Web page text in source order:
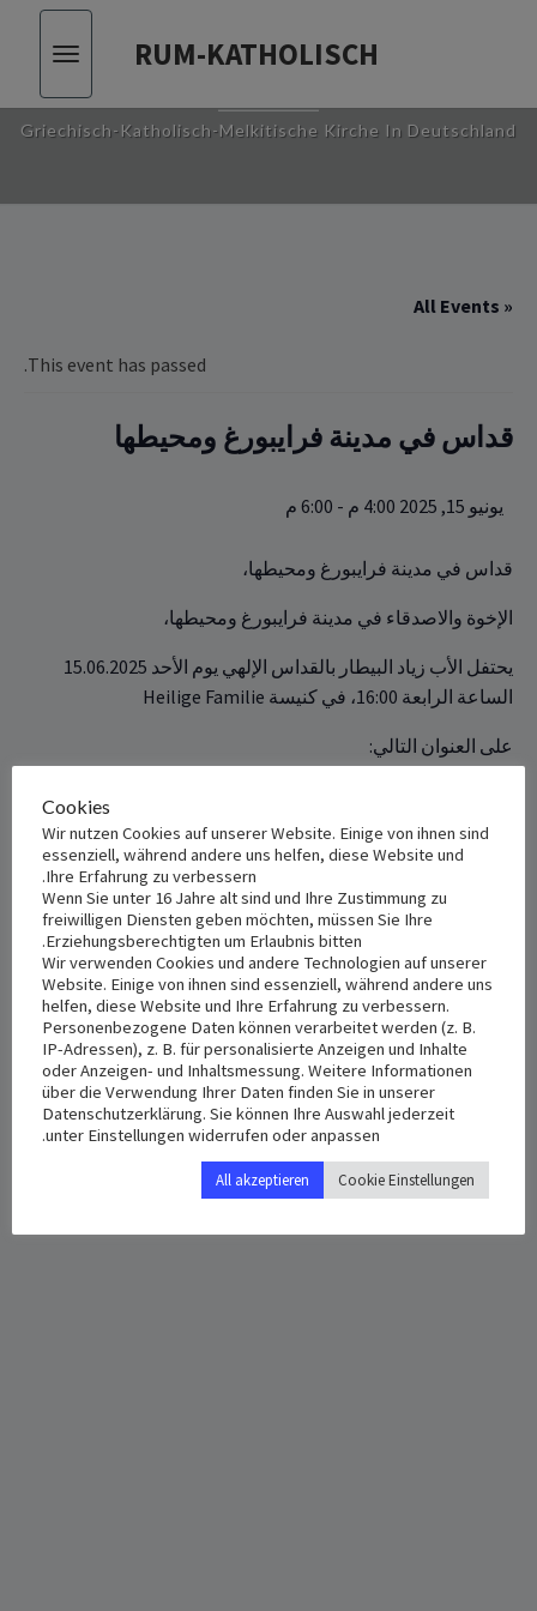
RUM-KATHOLISCH
Toggle
RUM-KATHOLISCH
Griechisch-Katholisch-Melkitische Kirche In Deutschland
« All Events
This event has passed.
قداس في مدينة فرايبورغ ومحيطها
يونيو 15, 2025 4:00 م - 6:00 م
قداس في مدينة فرايبورغ ومحيطها،
الإخوة والاصدقاء في مدينة فرايبورغ ومحيطها،
يحتفل الأب زياد البيطار بالقداس ‏الإلهي يوم الأحد 15.06.2025
الساعة الرابعة ‏‎‏16:00‏، في كنيسة ‏Heilige Familie
على العنوان ‏التالي‎:‎
+ Add to iCalendar
DETAILS
يونيو 15, 2025
Time:
VENUE
Hofackerstraße 35A
Freiburg im Breisgau,79110
Deutschland+ Google Map
Cookies
Wir nutzen Cookies auf unserer Website. Einige von ihnen sind
essenziell, während andere uns helfen, diese Website und
Ihre Erfahrung zu verbessern.
Wenn Sie unter 16 Jahre alt sind und Ihre Zustimmung zu
freiwilligen Diensten geben möchten, müssen Sie Ihre
Erziehungsberechtigten um Erlaubnis bitten.
Wir verwenden Cookies und andere Technologien auf unserer
Website. Einige von ihnen sind essenziell, während andere uns
helfen, diese Website und Ihre Erfahrung zu verbessern.
Personenbezogene Daten können verarbeitet werden (z. B.
IP-Adressen), z. B. für personalisierte Anzeigen und Inhalte
oder Anzeigen- und Inhaltsmessung. Weitere Informationen
über die Verwendung Ihrer Daten finden Sie in unserer
Datenschutzerklärung. Sie können Ihre Auswahl jederzeit
unter Einstellungen widerrufen oder anpassen.
Cookie Einstellungen
All akzeptieren